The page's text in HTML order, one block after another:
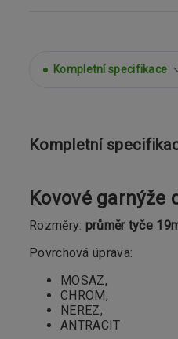
Kompletní specifikace
Kompletní
Kovové garnýže
Rozměry: průměr tyče
Povrchová úprava:
MOSAZ,
CHROM,
NEREZ,
ANTRACIT